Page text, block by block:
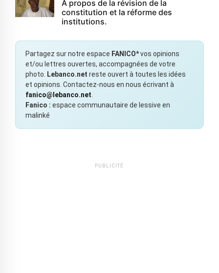
À propos de la révision de la
constitution et la réforme des
institutions.
Partagez sur notre espace FANICO*vos opinions
et/ou lettres ouvertes, accompagnées de votre
photo.
Lebanco.net reste ouvert à toutes les idées
et opinions. Contactez-nous en nous écrivant à
fanico@lebanco.net
Fanico : espace communautaire de lessive en
malinké
PUBLICITÉ